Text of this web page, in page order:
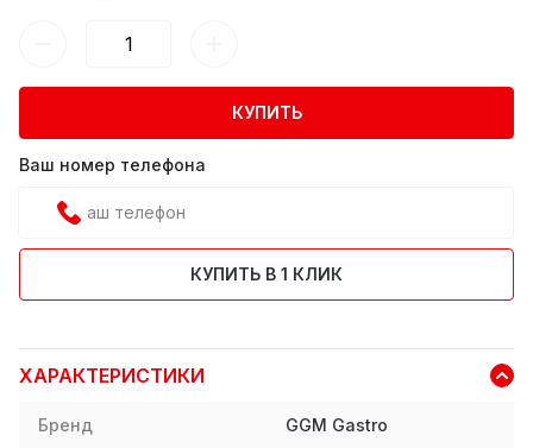
КУПИТЬ
Ваш номер телефона
КУПИТЬ В 1 КЛИК
ХАРАКТЕРИСТИКИ
Бренд GGM Gastro